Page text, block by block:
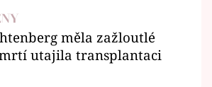
měla zažloutlé
utajila transplantaci